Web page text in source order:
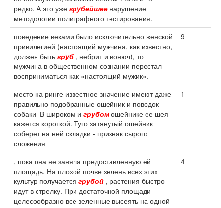
редко. А это уже грубейшее нарушение
методологии полиграфного тестирования.
поведение веками было исключительно женской
привилегией (настоящий мужчина, как известно,
должен быть груб , небрит и вонюч), то
мужчина в общественном сознании перестал
восприниматься как «настоящий мужик».
9
место на ринге известное значение имеют даже
правильно подобранные ошейник и поводок
собаки. В широком и грубом ошейнике ее шея
кажется короткой. Туго затянутый ошейник
соберет на ней складки - признак сырого
сложения
1
, пока она не заняла предоставленную ей
площадь. На плохой почве зелень всех этих
культур получается грубой , растения быстро
идут в стрелку. При достаточной площади
целесообразно все зеленные высеять на одной
4